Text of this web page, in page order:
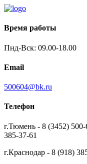
Время работы
Пнд-Вск: 09.00-18.00
Email
500604@bk.ru
Телефон
г.Тюмень - 8 (3452)
385-37-61
г.Краснодар - 8 (918)